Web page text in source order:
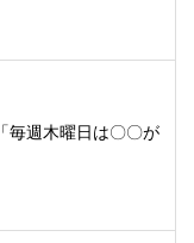
毎週木曜日は〇〇が